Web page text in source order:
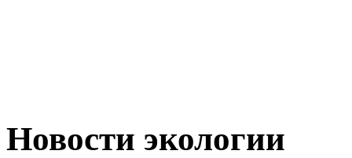
Новости экологии